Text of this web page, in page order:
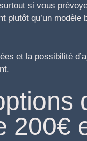
si vous
qu’un
et la possibilité
200€